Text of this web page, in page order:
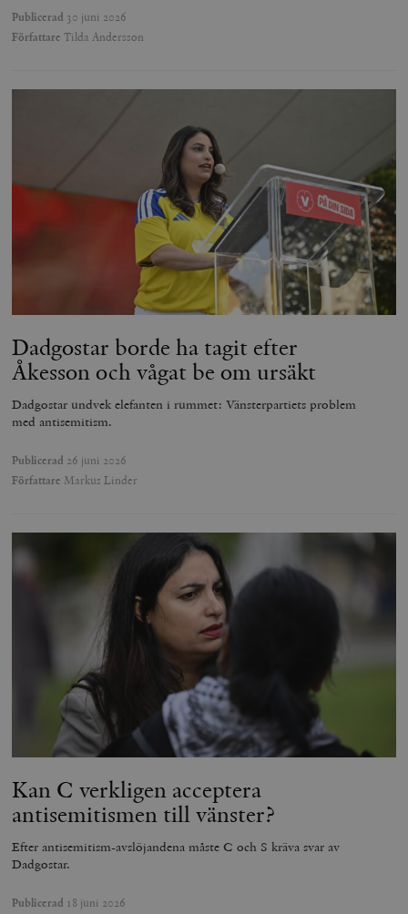
Publicerad 30 juni 2026
Författare Tilda Andersson
Dadgostar borde ha tagit efter
Åkesson och vågat be om ursäkt
Dadgostar undvek elefanten i rummet: Vänsterpartiets problem
med antisemitism.
Publicerad 26 juni 2026
Författare Markus Linder
Kan C verkligen acceptera
antisemitismen till vänster?
Efter antisemitism-avslöjandena måste C och S kräva svar av
Dadgostar.
Publicerad 18 juni 2026